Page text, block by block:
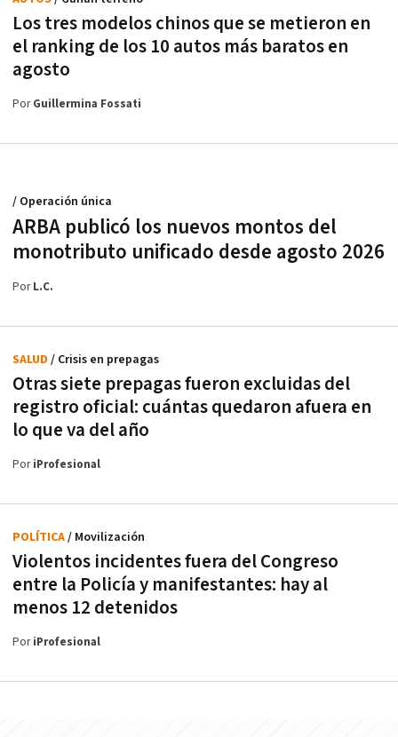
Los tres modelos chinos que se metieron en
el ranking de los 10 autos más baratos en
agosto
PorGuillermina Fossati
ARBA publicó los nuevos montos del
monotributo unificado desde agosto 2026
/ Operación única
PorL.C.
Otras siete prepagas fueron excluidas del
registro oficial: cuántas quedaron afuera en
lo que va del año
SALUD / Crisis en prepagas
PoriProfesional
Violentos incidentes fuera del Congreso
entre la Policía y manifestantes: hay al
menos 12 detenidos
POLÍTICA/ Movilización
PoriProfesional